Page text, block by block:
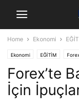
Home Ekonomi
Ekonomi EĞİTİM
Forex’te
İçin